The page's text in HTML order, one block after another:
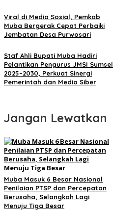
Viral di Media Sosial, Pemkab
Muba Bergerak Cepat Perbaiki
Jembatan Desa Purwosari
Staf Ahli Bupati Muba Hadiri
Pelantikan Pengurus JMSI Sumsel
2025–2030, Perkuat Sinergi
Pemerintah dan Media Siber
Jangan Lewatkan
Muba Masuk 6 Besar Nasional
Penilaian PTSP dan Percepatan
Berusaha, Selangkah Lagi
Menuju Tiga Besar